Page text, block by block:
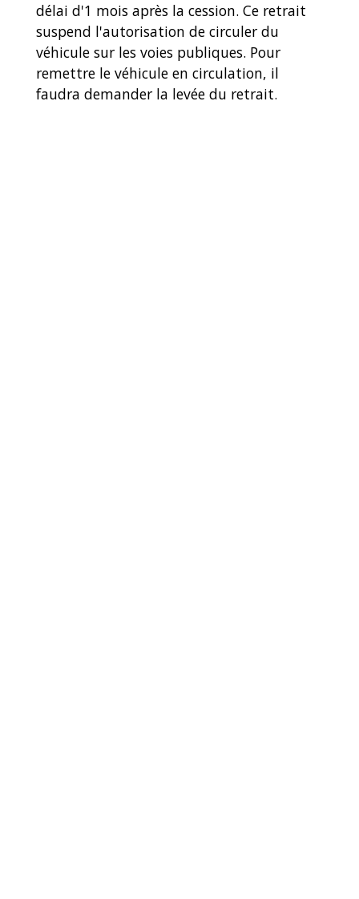
délai d'1 mois après la cession. Ce retrait
suspend l'autorisation de circuler du
véhicule sur les voies publiques. Pour
remettre le véhicule en circulation, il
faudra demander la levée du retrait.